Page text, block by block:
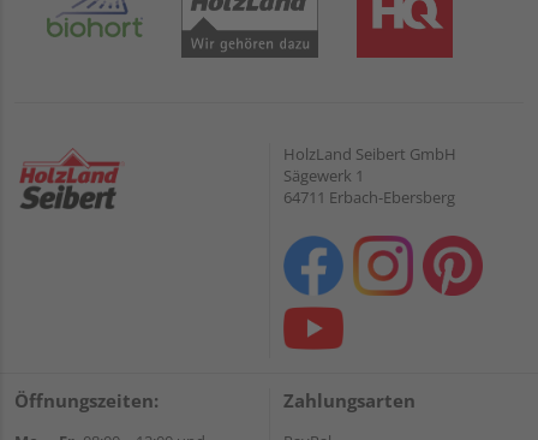
HolzLand Seibert GmbH
Sägewerk 1
64711 Erbach-Ebersberg
Öffnungszeiten: Zahlungsarten